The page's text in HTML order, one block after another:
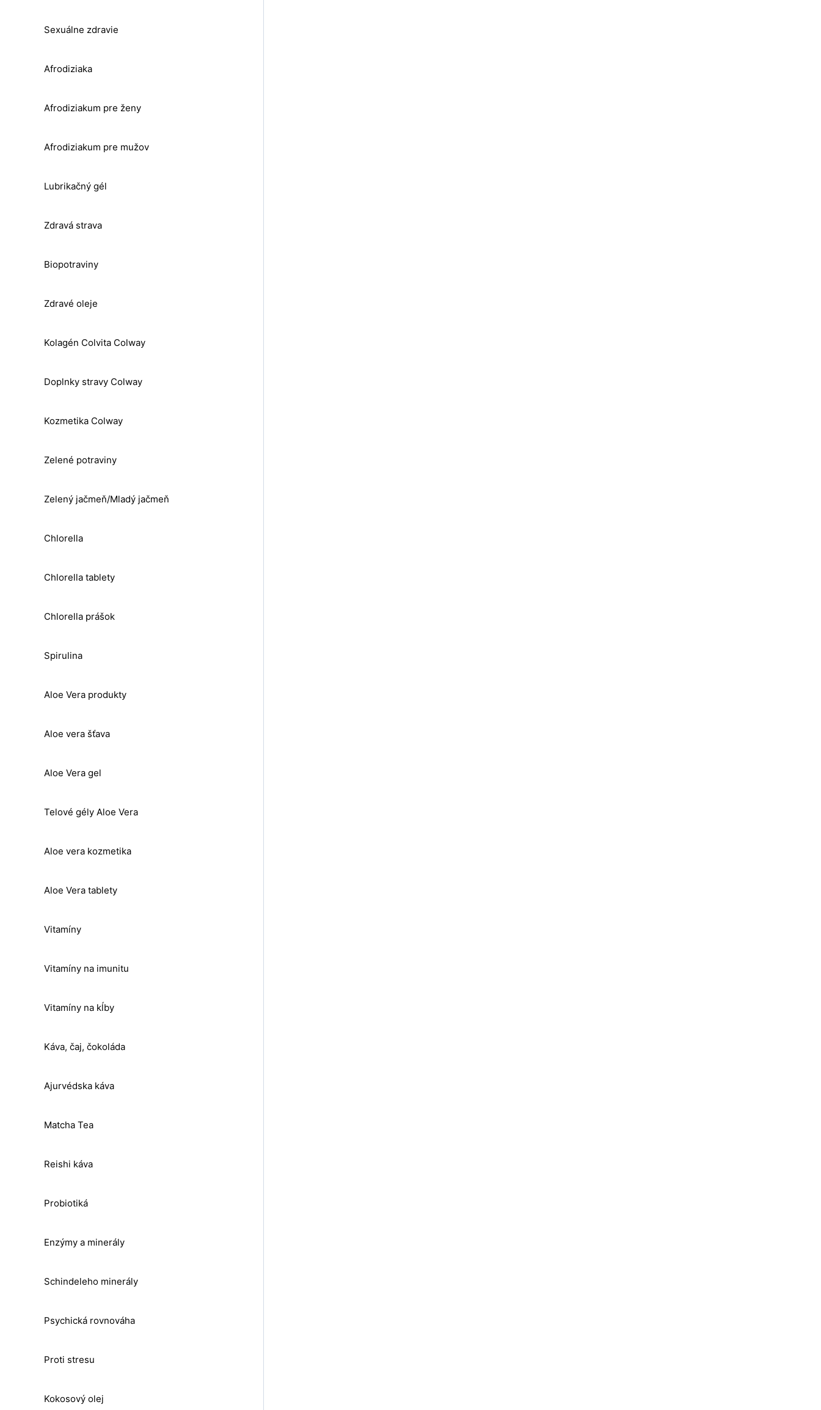
Sexuálne zdravie
Afrodiziaka
Afrodiziakum pre ženy
Afrodiziakum pre mužov
Lubrikačný gél
Zdravá strava
Biopotraviny
Zdravé oleje
Kolagén Colvita Colway
Doplnky stravy Colway
Kozmetika Colway
Zelené potraviny
Zelený jačmeň/Mladý jačmeň
Chlorella
Chlorella tablety
Chlorella prášok
Spirulina
Aloe Vera produkty
Aloe vera šťava
Aloe Vera gel
Telové gély Aloe Vera
Aloe vera kozmetika
Aloe Vera tablety
Vitamíny
Vitamíny na imunitu
Vitamíny na kĺby
Káva, čaj, čokoláda
Ajurvédska káva
Matcha Tea
Reishi káva
Probiotiká
Enzýmy a minerály
Schindeleho minerály
Psychická rovnováha
Proti stresu
Kokosový olej